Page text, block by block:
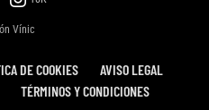
Vínic
DE COOKIES
AVISO LEGAL
TÉRMINOS Y CONDICIONES